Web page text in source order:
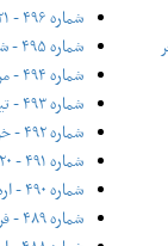
شماره ۴۹۶ - ۲۱ شهریور ۱۳۹۴ - ویژه‌ی روز ملی سینما
شماره ۴۹۵ - شهریور ۱۳۹۴
شماره ۴۹۴ - مرداد ۱۳۹۴
شماره ۴۹۳ - تیر ۱۳۹۴
شماره ۴۹۲ - خرداد ۱۳۹۴
شماره ۴۹۱ - ۲۰ اردیبهشت (شماره ویژه بهار ۱۳۹۴)
شماره ۴۹۰ - اردیبهشت ۱۳۹۴
شماره ۴۸۹ - فروردین ۱۳۹۴